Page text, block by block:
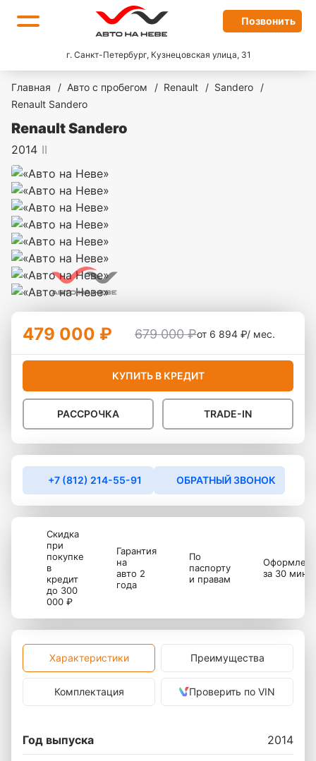
г. Санкт-Петербург, Кузнецовская улица, 31
Позвонить
Главная / Авто с пробегом / Renault / Sandero
/
Renault Sandero
Renault Sandero
2014 II
479 000 ₽ 679 000 ₽от 6 894 ₽/ мес.
КУПИТЬ В КРЕДИТ
РАССРОЧКА TRADE-IN
+7 (812) 214-55-91 ОБРАТНЫЙ ЗВОНОК
Скидка
при
покупке
в
кредит
до 300
000 ₽
Гарантия
на
авто 2
года
По
паспорту
и правам
за 30
Характеристики Преимущества
Комплектация Проверить по VIN
Год выпуска 2014